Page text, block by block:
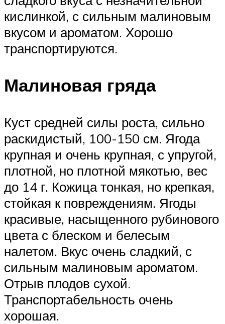
кислинкой, с сильным малиновым
вкусом и ароматом. Хорошо
транспортируются.
Малиновая гряда
Куст средней силы роста, сильно
раскидистый, 100-150 см. Ягода
крупная и очень крупная, с упругой,
плотной, но плотной мякотью, вес
до 14 г. Кожица тонкая, но крепкая,
стойкая к повреждениям. Ягоды
красивые, насыщенного рубинового
цвета с блеском и белесым
налетом. Вкус очень сладкий, с
сильным малиновым ароматом.
Отрыв плодов сухой.
Транспортабельность очень
хорошая.